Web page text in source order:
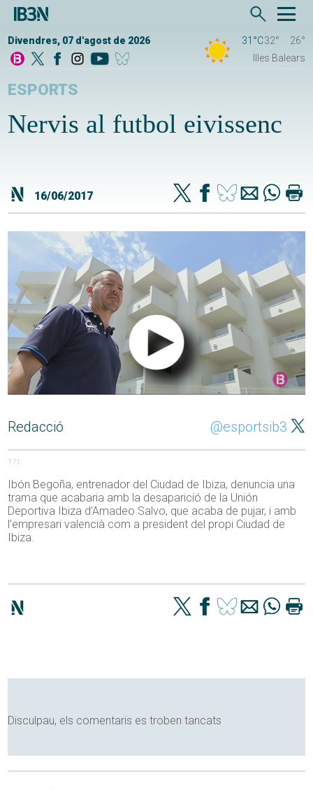
Divendres, 07 d'agost de 2026 31°C32°
26°
Illes Balears
ESPORTS
Nervis al futbol eivissenc
16/06/2017
Redacció @esportsib3
171
Ibón Begoña, entrenador del Ciudad de Ibiza, denuncia una
trama que acabaria amb la desaparició de la Unión
Deportiva Ibiza d’Amadeo Salvo, que acaba de pujar, i amb
l’empresari valencià com a president del propi Ciudad de
Ibiza.
Disculpau, els comentaris es troben tancats